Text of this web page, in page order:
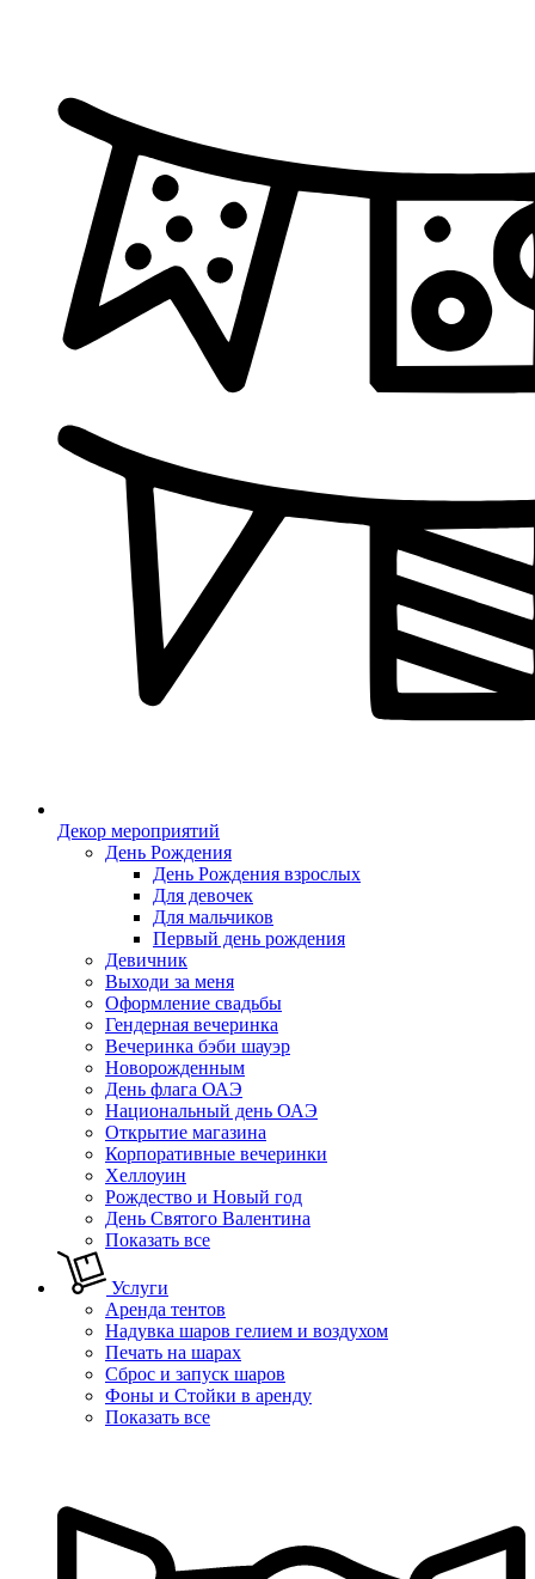
Декор мероприятий
День Рождения
День Рождения взрослых
Для девочек
Для мальчиков
Первый день рождения
Девичник
Выходи за меня
Оформление свадьбы
Гендерная вечеринка
Вечеринка бэби шауэр
Новорожденным
День флага ОАЭ
Национальный день ОАЭ
Открытие магазина
Корпоративные вечеринки
Хеллоуин
Рождество и Новый год
День Святого Валентина
Показать все
Услуги
Аренда тентов
Надувка шаров гелием и воздухом
Печать на шарах
Сброс и запуск шаров
Фоны и Стойки в аренду
Показать все